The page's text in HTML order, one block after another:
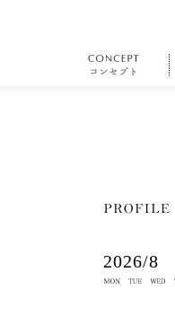
2026/8